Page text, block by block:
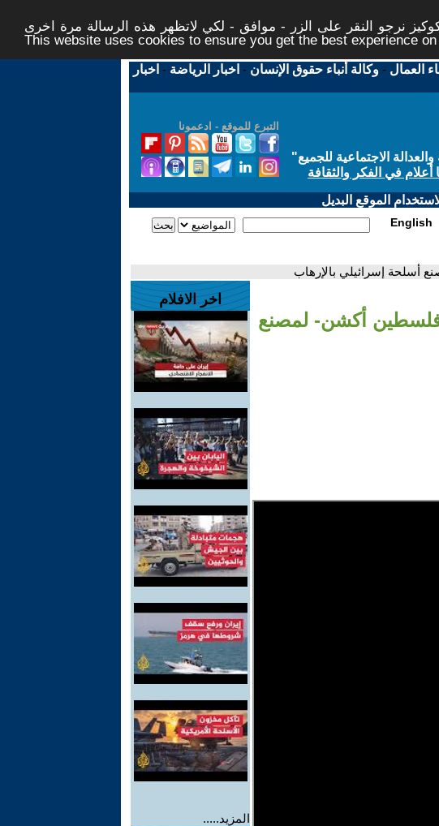
نرجو النقر على الزر - موافق - لكي لاتظهر هذه الرسالة مرة اخرى -
This website uses cookies to ensure you get the best experience
العمال -وكالة أنباء حقوق الإنسان - اخبار الرياضة - اخبار
التبرع للموقع - ادعمونا
الاجتماعية للجميع"
في الفكر والثقافة
الموقع البديل
English
أسلحة إسرائيلي بالإرهاب
أكشن- لمصنع
اخر الافلام
المزيد.....